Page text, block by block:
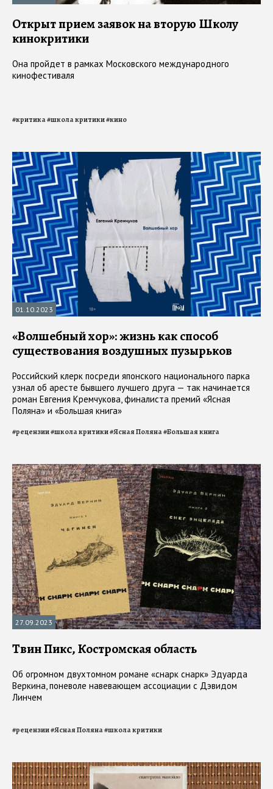
Открыт прием заявок на вторую Школу
кинокритики
Она пройдет в рамках Московского международного
кинофестиваля
#критика#школа критики#кино
01.10.2023
«Волшебный хор»: жизнь как способ
существования воздушных пузырьков
Российский клерк посреди японского национального парка
узнал об аресте бывшего лучшего друга — так начинается
роман Евгения Кремчукова, финалиста премий «Ясная
Поляна» и «Большая книга»
#рецензии#школа критики#Ясная Поляна#Большая книга
27.09.2023
Твин Пикс, Костромская область
Об огромном двухтомном романе «снарк снарк» Эдуарда
Веркина, поневоле навевающем ассоциации с Дэвидом
Линчем
#рецензии#Ясная Поляна#школа критики